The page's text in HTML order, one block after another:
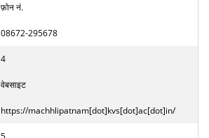
फ़ोन नं.
08672-295678
4
वेबसाइट
https://machhlipatnam[dot]kvs[dot]ac[dot]in/